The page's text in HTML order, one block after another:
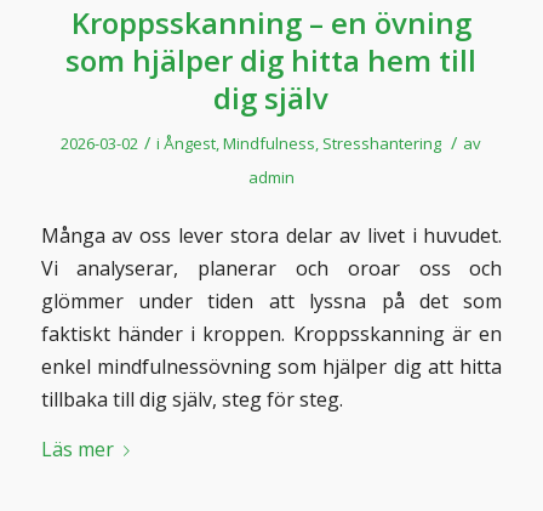
Kroppsskanning – en övning
som hjälper dig hitta hem till
dig själv
2026-03-02 / iÅngest,Mindfulness, Stresshantering / av
admin
Många av oss lever stora delar av livet i huvudet.
Vi analyserar, planerar och oroar oss och
glömmer under tiden att lyssna på det som
faktiskt händer i kroppen. Kroppsskanning är en
enkel mindfulnessövning som hjälper dig att hitta
tillbaka till dig själv, steg för steg.
Läs mer